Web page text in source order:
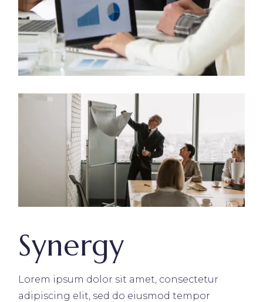
Synergy
Lorem ipsum dolor sit amet, consectetur
adipiscing elit, sed do eiusmod tempor